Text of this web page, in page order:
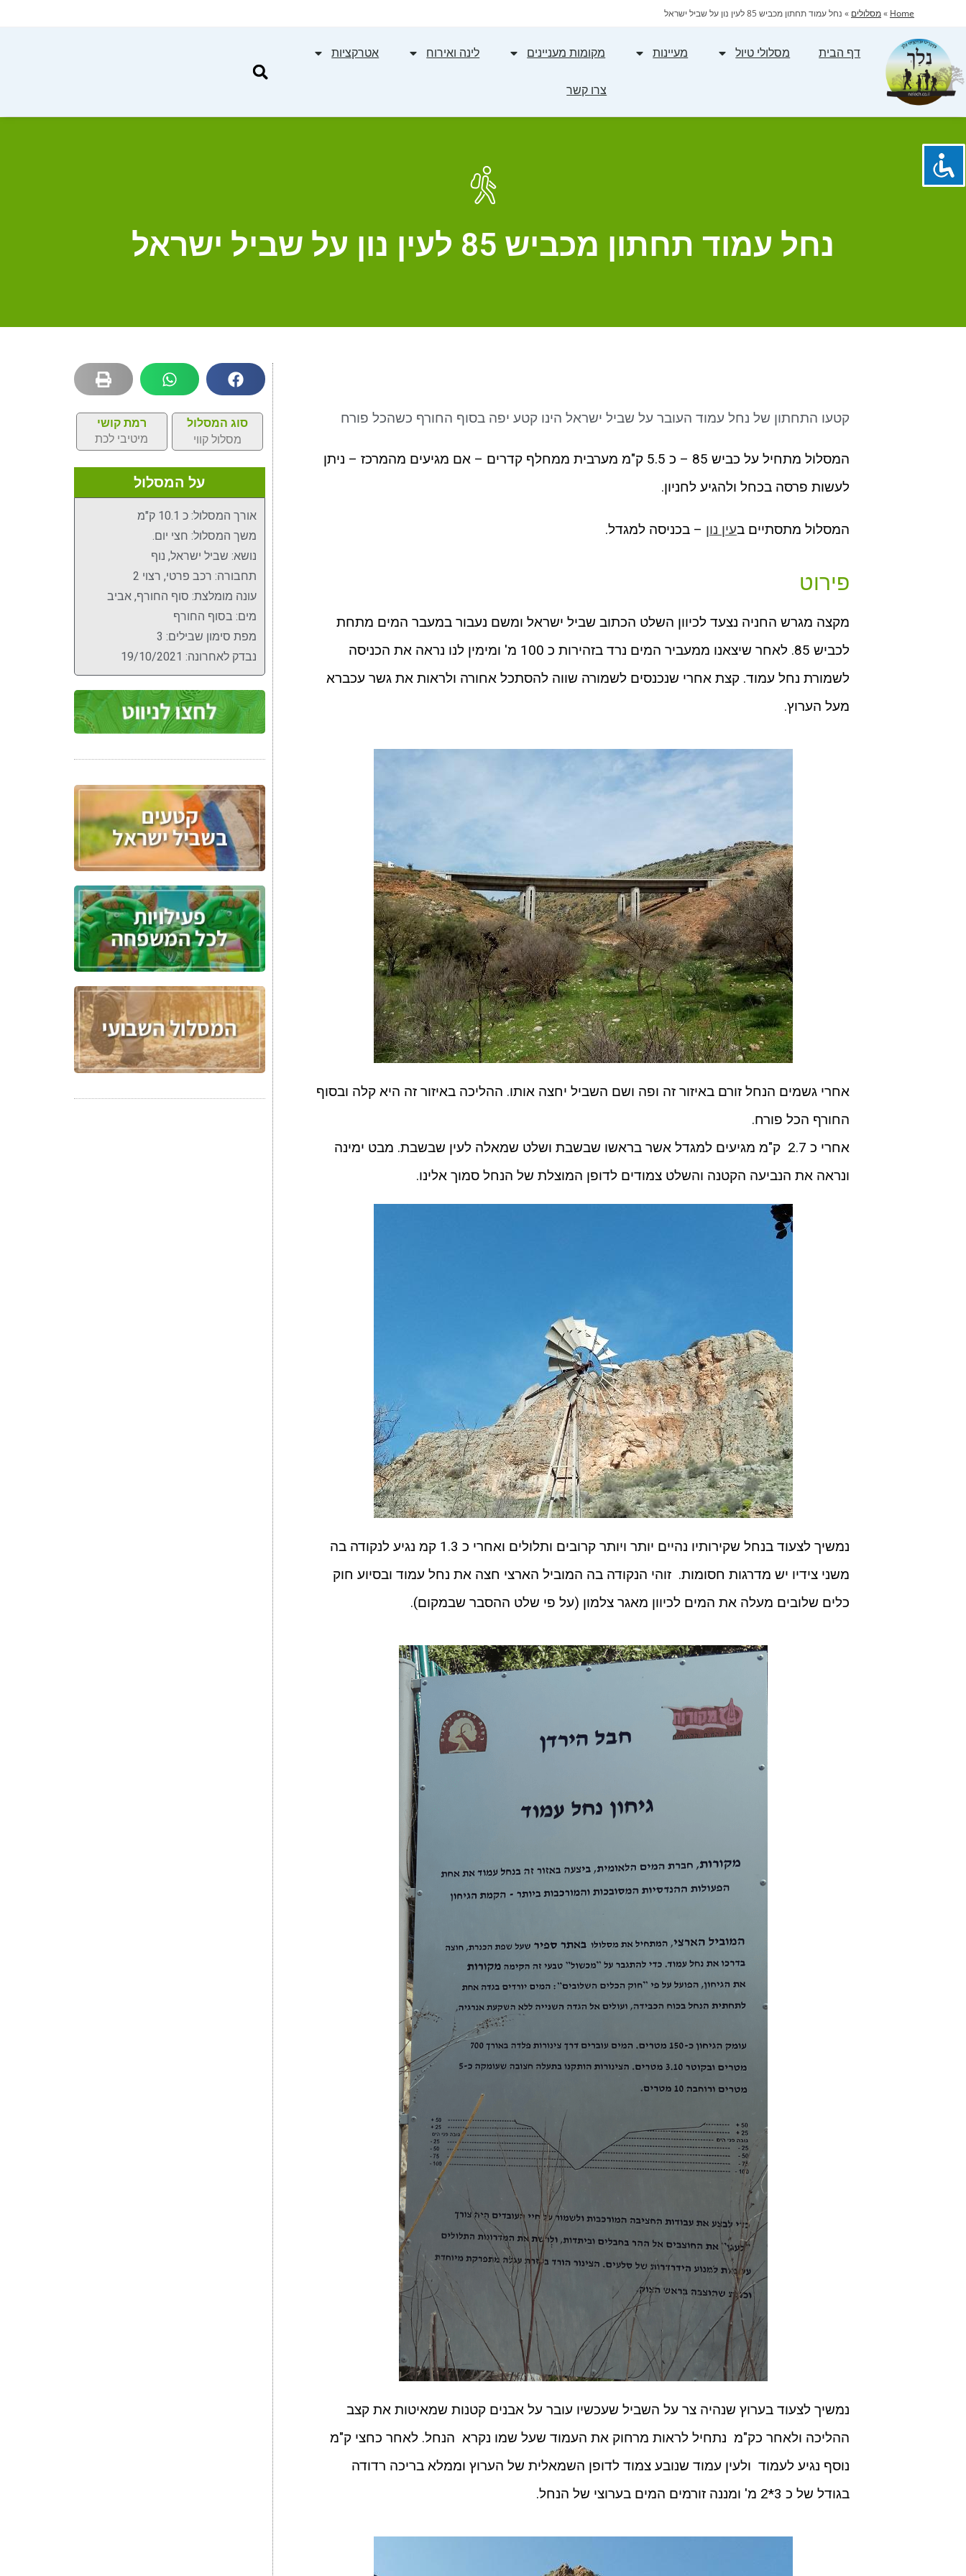
Home
»מסלולים » נחל עמוד תחתון מכביש 85 לעין נון על שביל ישראל
דף הבית מסלולי טיול מעיינות מקומות מעניינים לינה ואירוח אטרקציות
צרו קשר
נחל עמוד תחתון מכביש 85 לעין נון על שביל ישראל
קטעו התחתון של נחל עמוד העובר על שביל ישראל הינו קטע יפה בסוף החורף כשהכל פורח
המסלול מתחיל על כביש 85 – כ 5.5 ק"מ מערבית ממחלף קדרים – אם מגיעים מהמרכז – ניתן
לעשות פרסה בכחל ולהגיע לחניון.
המסלול מתסתיים בעין נון – בכניסה למגדל.
פירוט
מקצה מגרש החניה נצעד לכיוון השלט הכתוב שביל ישראל ומשם נעבור במעבר המים מתחת
לכביש 85. לאחר שיצאנו ממעביר המים נרד בזהירות כ 100 מ' ומימין לנו נראה את הכניסה
לשמורת נחל עמוד. קצת אחרי שנכנסים לשמורה שווה להסתכל אחורה ולראות את גשר עכברא
מעל הערוץ.
אחרי גשמים הנחל זורם באיזור זה ופה ושם השביל יחצה אותו. ההליכה באיזור זה היא קלה ובסוף
החורף הכל פורח.
אחרי כ 2.7 ק"מ מגיעים למגדל אשר בראשו שבשבת ושלט שמאלה לעין שבשבת. מבט ימינה
ונראה את הנביעה הקטנה והשלט צמודים לדופן המוצלת של הנחל סמוך אלינו.
נמשיך לצעוד בנחל שקירותיו נהיים יותר ויותר קרובים ותלולים ואחרי כ 1.3 קמ נגיע לנקודה בה
משני צידיו יש מדרגות חסומות. זוהי הנקודה בה המוביל הארצי חצה את נחל עמוד ובסיוע חוק
כלים שלובים מעלה את המים לכיוון מאגר צלמון (על פי שלט ההסבר שבמקום).
נמשיך לצעוד בערוץ שנהיה צר על השביל שעכשיו עובר על אבנים קטנות שמאיטות את קצב
ההליכה ולאחר כק"מ נתחיל לראות מרחוק את העמוד שעל שמו נקרא הנחל. לאחר כחצי ק"מ
נוסף נגיע לעמוד ולעין עמוד שנובע צמוד לדופן השמאלית של הערוץ וממלא בריכה רדודה
בגודל של כ 3*2 מ' ומננה זורמים המים בערוצי של הנחל.
סוג המסלול
מסלול קווי
רמת קושי
מיטיבי לכת
על המסלול
אורך המסלול: כ 10.1 ק"מ
משך המסלול: חצי יום.
נושא: שביל ישראל, נוף
תחבורה: רכב פרטי, רצוי 2
עונה מומלצת: סוף החורף, אביב
מים: בסוף החורף
מפת סימון שבילים: 3
נבדק לאחרונה: 19/10/2021